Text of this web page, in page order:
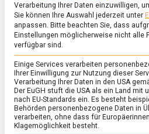
ERNÄHRUNG & GESUNDHEIT /
Eis am Stiel: 100
Erfrischung
Verarbeitung Ihrer Daten einzuwilligen,
Sie können Ihre Auswahl jederzeit unter
anpassen. Bitte beachten Sie, dass
Einstellungen möglicherweise nicht alle
verfügbar sind.
Einige Services verarbeiten
Ihrer Einwilligung zur Nutzung dieser
Verarbeitung Ihrer Daten in den USA
Der EuGH stuft die USA als ein Land
nach EU-Standards ein. Es besteht
Behörden personenbezogene Daten in
verarbeiten, ohne dass für
Klagemöglichkeit besteht.